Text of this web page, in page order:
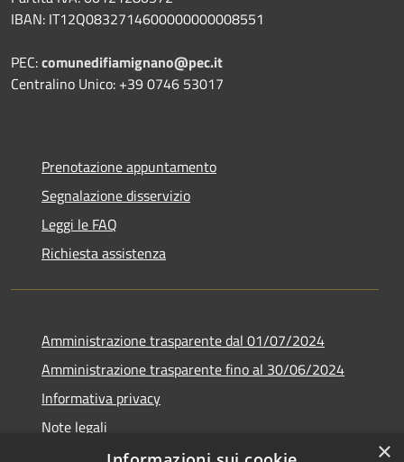
IBAN: IT12Q0832714600000000008551
PEC:comunedifiamignano@pec.it
Centralino Unico: +39 0746 53017
Prenotazione appuntamento
Segnalazione disservizio
Leggi le FAQ
Richiesta assistenza
Amministrazione trasparente dal 01/07/2024
Amministrazione trasparente fino al 30/06/2024
Informativa privacy
Note legali
Dichiarazione di accessibilità
×